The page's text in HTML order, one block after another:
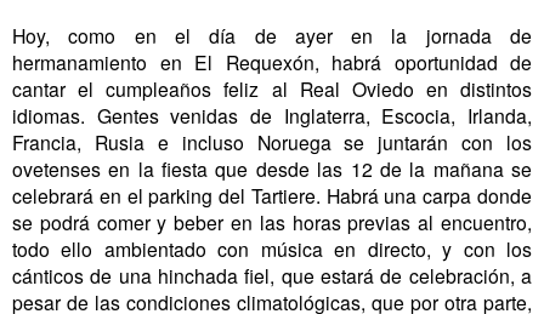
Hoy, como en el día de ayer en la jornada de
hermanamiento en El Requexón, habrá oportunidad de
cantar el cumpleaños feliz al Real Oviedo en distintos
idiomas. Gentes venidas de Inglaterra, Escocia, Irlanda,
Francia, Rusia e incluso Noruega se juntarán con los
ovetenses en la fiesta que desde las 12 de la mañana se
celebrará en el parking del Tartiere. Habrá una carpa donde
se podrá comer y beber en las horas previas al encuentro,
todo ello ambientado con música en directo, y con los
cánticos de una hinchada fiel, que estará de celebración, a
pesar de las condiciones climatológicas, que por otra parte,